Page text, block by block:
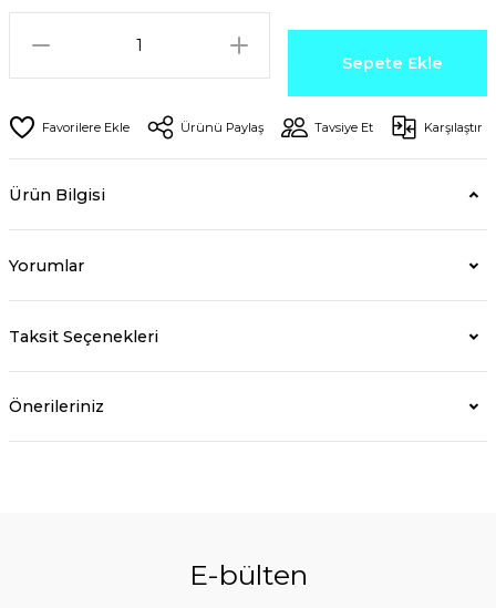
Sepete Ekle
Ürünü Paylaş Tavsiye Et Karşılaştır
Ürün Bilgisi
Yorumlar
Taksit Seçenekleri
Önerileriniz
E-bülten